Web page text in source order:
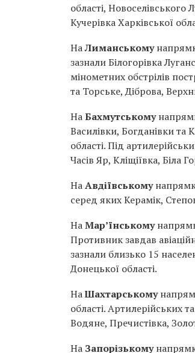
області, Новоселівського
Кучерівка Харківської
НаЛиманському
зазнали Білогорівка
мінометних обстрілів
та Торське, Діброва,
НаБахмутському
Василівки, Богданівки та
області. Під
Часів Яр, Кліщіївка, Біла
НаАвдіївському
серед яких Керамік,
НаМар’їнському
Противник завдав
зазнали близько 15
Донецької області.
НаШахтарському
області. Артилерійських
Водяне, Пречистівка,
На Запорізькому